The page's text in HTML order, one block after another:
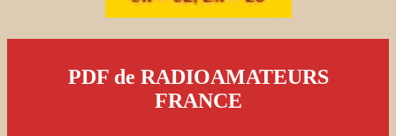
PDF de RADIOAMATEURS
FRANCE